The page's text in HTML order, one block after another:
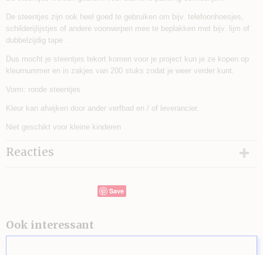
De steentjes zijn ook heel goed te gebruiken om bijv. telefoonhoesjes,
schilderijlijstjes of andere voorwerpen mee te beplakken met bijv. lijm of
dubbelzijdig tape .
Dus mocht je steentjes tekort komen voor je project kun je ze kopen op
kleurnummer en in zakjes van 200 stuks zodat je weer verder kunt.
Vorm: ronde steentjes
Kleur kan afwijken door ander verfbad en / of leverancier.
Niet geschikt voor kleine kinderen
Reacties
Save
Ook interessant